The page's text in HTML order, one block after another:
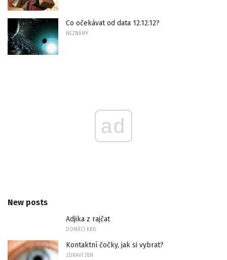
Co očekávat od data 12.12.12?
NEZNÁMÝ
ad
New posts
Adjika z rajčat
DOMÁCÍ KRB
Kontaktní čočky, jak si vybrat?
ZDRAVÍ ŽEN